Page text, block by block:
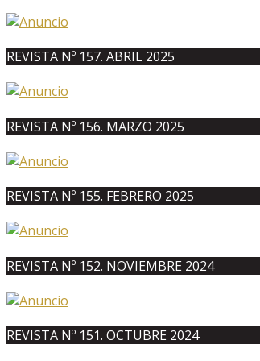
REVISTA Nº 157. ABRIL 2025
REVISTA Nº 156. MARZO 2025
REVISTA Nº 155. FEBRERO 2025
REVISTA Nº 152. NOVIEMBRE 2024
REVISTA Nº 151. OCTUBRE 2024